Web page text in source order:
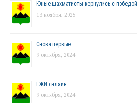
Юные шахматисты вернулись с победой
13 ноября, 2025
Снова первые
9 октября, 2024
ГЖИ онлайн
9 октября, 2024